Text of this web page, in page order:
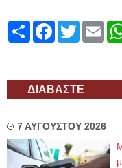
ShareFacebook
Twitter
ΔΙΑΒΑΣΤΕ
7 ΑΥΓΟΥΣΤΟΥ 2026